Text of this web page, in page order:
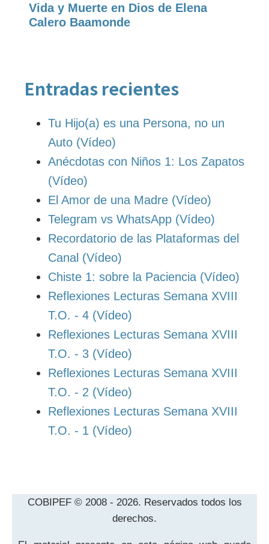
Vida y Muerte en Dios de Elena
Calero Baamonde
Entradas recientes
Tu Hijo(a) es una Persona, no un
Auto (Vídeo)
Anécdotas con Niños 1: Los Zapatos
(Vídeo)
El Amor de una Madre (Vídeo)
Telegram vs WhatsApp (Vídeo)
Recordatorio de las Plataformas del
Canal (Vídeo)
Chiste 1: sobre la Paciencia (Vídeo)
Reflexiones Lecturas Semana XVIII
T.O. - 4 (Vídeo)
Reflexiones Lecturas Semana XVIII
T.O. - 3 (Vídeo)
Reflexiones Lecturas Semana XVIII
T.O. - 2 (Vídeo)
Reflexiones Lecturas Semana XVIII
T.O. - 1 (Vídeo)
COBIPEF © 2008 - 2026. Reservados todos los
derechos.